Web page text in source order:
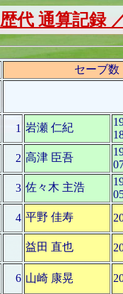
歴代 通算記録
セーブ数
1 岩瀬 仁紀
2 高津 臣吾
3 佐々木 主浩
4 平野 佳寿
益田 直也
6 山崎 康晃